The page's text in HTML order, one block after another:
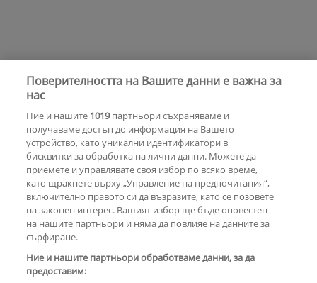
Поверителността на Вашите данни е важна за
нас
Ние и нашите 1019партньори съхраняваме и
получаваме достъп до информация на Вашето
устройство, като уникални идентификатори в
бисквитки за обработка на лични данни. Можете да
приемете и управлявате своя избор по всяко време,
като щракнете върху „Управление на предпочитания“,
включително правото си да възразите, като се позовете
на законен интерес. Вашият избор ще бъде оповестен
на нашите партньори и няма да повлияе на данните за
сърфиране.
Ние и нашите партньори обработваме данни, за да
предоставим: